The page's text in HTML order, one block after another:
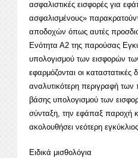
ασφαλιστικές εισφορές για
ασφαλισμένους»
αποδοχών όπως αυτές
Ενότητα Α2 της παρούσας
υπολογισμού των εισφορών
εφαρμόζονται οι καταστατικές
αναλυτικότερη περιγραφή
βάσης υπολογισμού των
σύνταξη, την εφάπαξ παροχή
ακολουθήσει νεότερη
Ειδικά μισθολόγια